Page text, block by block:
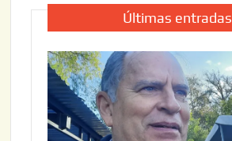
Últimas entradas